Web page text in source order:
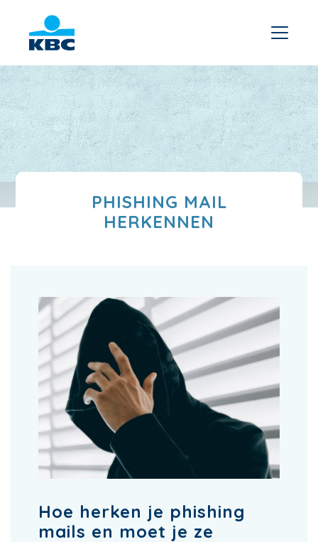
PHISHING MAIL
HERKENNEN
Hoe herken je phishing
mails en moet je ze